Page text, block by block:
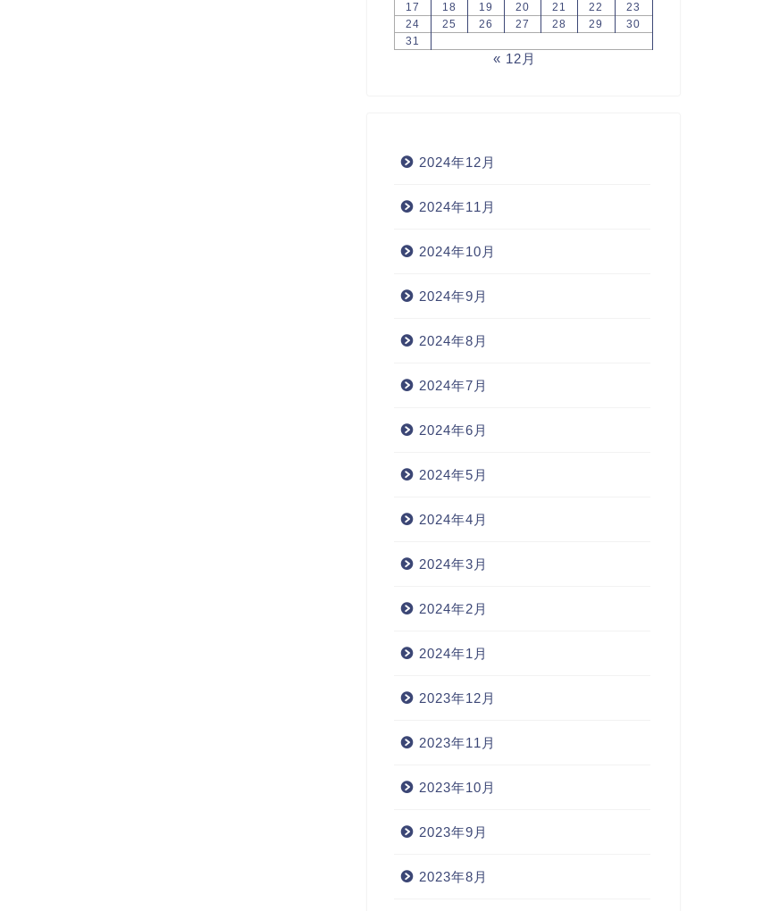
17
18 19 20 21 22
23
24
25 26 27 28 29
30
31
« 12月
2024年12月
2024年11月
2024年10月
2024年9月
2024年8月
2024年7月
2024年6月
2024年5月
2024年4月
2024年3月
2024年2月
2024年1月
2023年12月
2023年11月
2023年10月
2023年9月
2023年8月